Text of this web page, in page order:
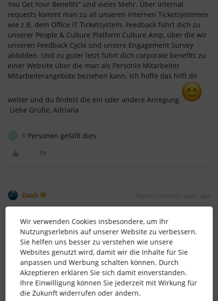
You Get Your Benefits” und vieles Mehr. Über internal
requests kommt man zu all unseren internen Ticketsystemen
wie z.B. dem Office IT Ticketsystem. Feedback führt dich zu
unserer People & Culture Platform Culture Amp, über die wir
unseren Feedback Cycle und unsere Engagement Survey
abbilden. Und zu guter letzt führt dich corporate benefits zu
einer Website über die man als Personio Mitarbeiter
Mitarbeiterangebote beziehen kann. Ich hoffe das hilft dir
weiter und du findest die ein oder andere Anregung
Liebe Grüße, Adriana
1 Personen gefällt dies
Dash Forum|Forum|5 years ago
da stimme ich voll und ganz zu, das macht so natürlich Sinn,
wenn man Confluence nutzt. Aber das sind alles (sinnvolle)
interneVerlinkungen.
Ich habe auch immer noch die Einrichtung eines Intranet im
Kopf, allerdings scheint mir das irgendwie nicht mehr
zeitgemäß. Confluence wäre da tatsächlich eine moderne
Alternative, die auch mehr bietet, als nur interne
Wir verwenden Cookies insbesondere, um Ihr
Nutzungserlebnis auf unserer Website zu verbessern.
Sie helfen uns besser zu verstehen wie unsere
Websites genutzt wird, damit wir die Inhalte für Sie
anpassen und Werbung schalten können. Durch
Akzeptieren erklären Sie sich damit einverstanden.
Ihre Einwilligung können Sie jederzeit mit Wirkung für
die Zukunft widerrufen oder ändern.